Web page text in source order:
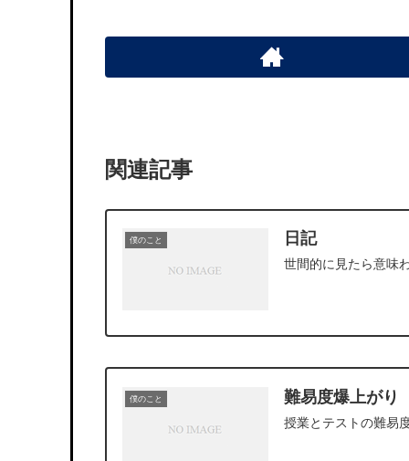
関連記事
僕のこと 日記
世間的に見たら意味
僕のこと 難易度爆上がり
授業とテストの難易